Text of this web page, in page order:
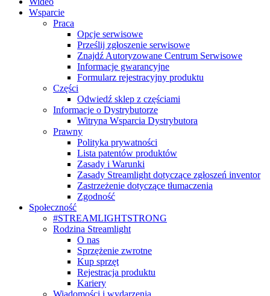
Wsparcie
Praca
Opcje serwisowe
Prześlij zgłoszenie serwisowe
Znajdź Autoryzowane Centrum Serwisowe
Informacje gwarancyjne
Formularz rejestracyjny produktu
Części
Odwiedź sklep z częściami
Informacje o Dystrybutorze
Witryna Wsparcia Dystrybutora
Prawny
Polityka prywatności
Lista patentów produktów
Zasady i Warunki
Zasady Streamlight dotyczące zgłoszeń inventor
Zastrzeżenie dotyczące tłumaczenia
Zgodność
Społeczność
#STREAMLIGHTSTRONG
Rodzina Streamlight
O nas
Sprzężenie zwrotne
Kup sprzęt
Rejestracja produktu
Kariery